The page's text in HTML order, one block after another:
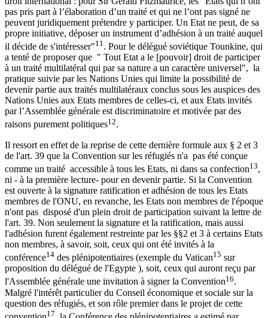
pas pris part à l’élaboration d’un traité et qui ne l’ont pas signé ne
peuvent juridiquement prétendre y participer. Un Etat ne peut, de sa
propre initiative, déposer un instrument d’adhésion à un traité auquel
il décide de s'intéresser"11. Pour le délégué soviétique Tounkine, qui
a tenté de proposer que " Tout Etat a le [pouvoir] droit de participer
à un traité multilatéral qui par sa nature a un caractère universel", la
pratique suivie par les Nations Unies qui limite la possibilité de
devenir partie aux traités multilatéraux conclus sous les auspices des
Nations Unies aux Etats membres de celles-ci, et aux Etats invités
par l’Assemblée générale est discriminatoire et motivée par des
raisons purement politiques12.
Il ressort en effet de la reprise de cette dernière formule aux § 2 et 3
de l'art. 39 que la Convention sur les réfugiés n'a pas été conçue
comme un traité accessible à tous les Etats, ni dans sa confection13,
ni - à la première lecture- pour en devenir partie. Si la Convention
est ouverte à la signature ratification et adhésion de tous les Etats
membres de l'ONU, en revanche, les Etats non membres de l'époque
n'ont pas disposé d'un plein droit de participation suivant la lettre de
l'art. 39. Non seulement la signature et la ratification, mais aussi
l'adhésion furent également restreinte par les §§2 et 3 à certains Etats
non membres, à savoir, soit, ceux qui ont été invités à la
conférence14 des plénipotentiaires (exemple du Vatican15 sur
proposition du délégué de l'Egypte ), soit, ceux qui auront reçu par
l'Assemblée générale une invitation à signer la Convention16.
Malgré l'intérêt particulier du Conseil économique et sociale sur la
question des réfugiés, et son rôle premier dans le projet de cette
17